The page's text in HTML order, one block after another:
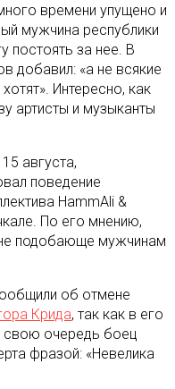
времени упущено и
мужчина республики
постоять за нее. В
добавил: «а не всякие
Интересно, как
артисты и музыканты
августа,
поведение
HammAli &
По его мнению,
подобающе мужчинам
об отмене
Крида, так как в его
свою очередь боец
фразой: «Невелика